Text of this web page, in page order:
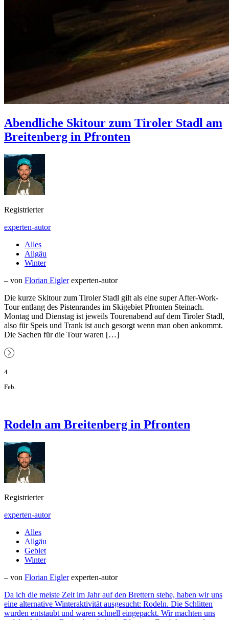
Abendliche Skitour zum Tiroler Stadl am
Breitenberg in Pfronten
Registrierter
experten-autor
Alles
Allgäu
Winter
– von Florian Eigler experten-autor
Die kurze Skitour zum Tiroler Stadl gilt als eine super After-Work-
Tour entlang des Pistenrandes im Skigebiet Pfronten Steinach.
Montag und Dienstag ist jeweils Tourenabend auf dem Tiroler Stadl,
also für Speis und Trank ist auch gesorgt wenn man oben ankommt.
Die Sachen für die Tour waren […]
4.
Feb.
Rodeln am Breitenberg in Pfronten
Registrierter
experten-autor
Alles
Allgäu
Gebiet
Winter
– von Florian Eigler experten-autor
Da ich die meiste Zeit im Jahr auf den Brettern stehe, haben wir uns
eine alternative Winteraktivität ausgesucht: Rodeln. Die Schlitten
wurden entstaubt und waren schnell eingepackt. Wir machten uns